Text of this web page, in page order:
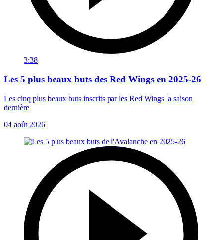
3:38
Les 5 plus beaux buts des Red Wings en 2025-26
Les cinq plus beaux buts inscrits par les Red Wings la saison
dernière
04 août 2026